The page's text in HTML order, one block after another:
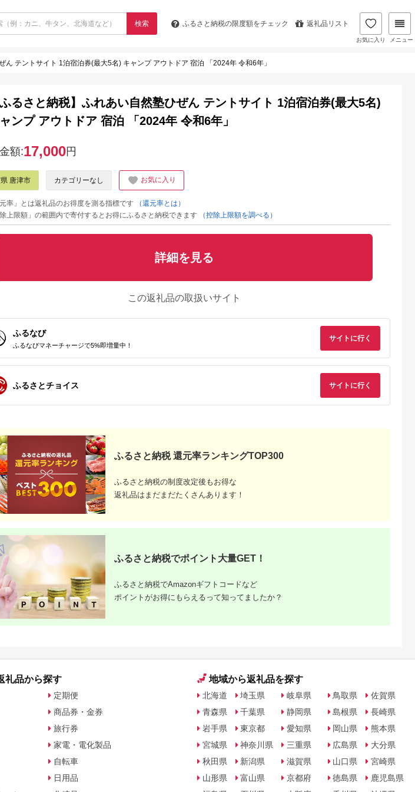
検索 ふるさと納税の限度額をチェック 返礼品リスト
お気に入り メニュー
ん テントサイト 1泊宿泊券(最大5名) キャンプ アウトドア 宿泊 「2024年 令和6年」
ふる
さと納税
市
送霧島
(100g×5
茶】霧
煎茶
ト 詰合
5.0
出典：ANAのふるさと
納税
京都 府京都市
【高島屋選定品】＜
dari K(ダリケー）＞
カカオサンドクッキー
2種食べ比べセット
（ダーク・抹茶）［
京都 チョコレート カ
お取り寄せ お菓子 ス
5.0
11,000円
北海道 白糠町
【10本×4袋】※トリ
ーツ
5.0
新潟県 小千谷市
ト 米菓 竹内製菓
【0002-0324-01】
5.0
ふるさと納税】ふれあい自然塾ひぜん テントサイト 1泊宿泊券(最大5名)
ンプ アウトドア 宿泊 「2024年 令和6年」
額:17,000円
唐津市 カテゴリーなし お気に入り
率」とは返礼品のお得度を測る指標です
（還元率とは）
上限額」の範囲内で寄付するとお得にふるさと納税できます
（控除上限額を調べる）
詳細を見る
この返礼品の取扱いサイト
ふるなび
ふるなびマネーチャージで5%即増量中！
サイトに行く
ふるさとチョイス サイトに行く
ふるさと納税 還元率ランキングTOP300
ふるさと納税の制度改定後もお得な
返礼品はまだまだたくさんあります！
ふるさと納税でポイント大量GET！
ふるさと納税でAmazonギフトコードなど
ポイントがお得にもらえるって知ってましたか？
礼品から探す
定期便
商品券・金券
旅行券
家電・電化製品
自転車
日用品
地域から返礼品を探す
北海道
青森県
岩手県
宮城県
秋田県
山形県
埼玉県
千葉県
東京都
神奈川県
新潟県
富山県
岐阜県
静岡県
愛知県
三重県
滋賀県
京都府
鳥取県
島根県
岡山県
広島県
山口県
徳島県
佐賀県
長崎県
熊本県
大分県
宮崎県
鹿児島県